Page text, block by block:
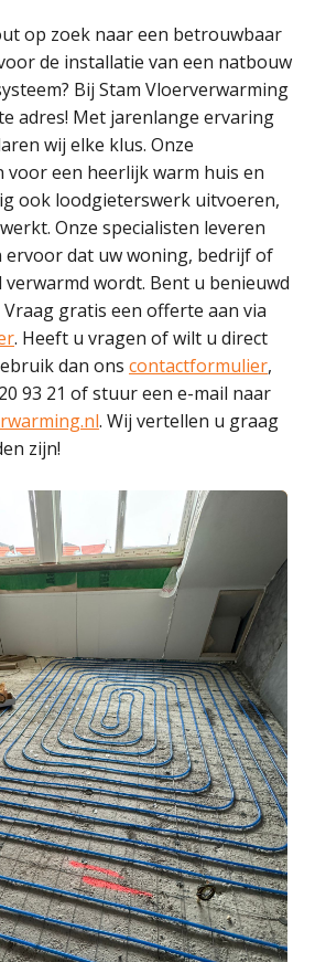
op zoek naar een betrouwbaar
de installatie van een natbouw
Bij Stam Vloerverwarming
adres! Met jarenlange ervaring
wij elke klus. Onze
voor een heerlijk warm huis en
ook loodgieterswerk uitvoeren,
Onze specialisten leveren
ervoor dat uw woning, bedrijf of
wordt. Bent u benieuwd
gratis een offerte aan via
. Heeft u vragen of wilt u direct
dan ons contactformulier,
93 21 of stuur een e-mail naar
. Wij vertellen u graag
zijn!